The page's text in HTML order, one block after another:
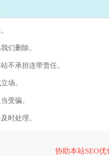
们删除。
不承担连带责任。
场。
受骗。
时处理。
协助本站SEO优